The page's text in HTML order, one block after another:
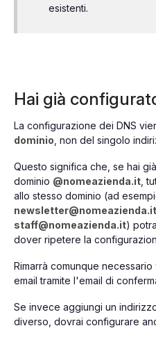
esistenti.
Hai già
La configurazione dei DNS
dominio , non del singolo
Questo significa che, se hai
dominio @nomeazienda.it ,
allo stesso dominio (ad
newsletter@nomeazienda.it
staff@nomeazienda.it)
dover ripetere la
Rimarrà comunque necessario
email tramite l'email di
Se invece aggiungi un
diverso, dovrai configurare